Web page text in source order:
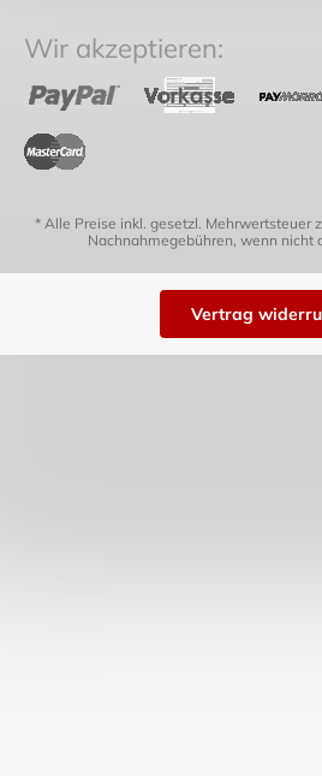
Wir akzeptieren:
* Alle Preise inkl. gesetzl. Mehrwertsteuer
Nachnahmegebühren, wenn nicht
Vertrag